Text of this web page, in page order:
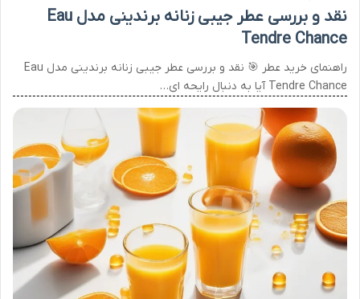
نقد و بررسی عطر جیبی زنانه برندینی مدل Eau
Tendre Chance
راهنمای خرید عطر 🎯 نقد و بررسی عطر جیبی زنانه برندینی مدل Eau
Tendre Chance آیا به دنبال رایحه ای…